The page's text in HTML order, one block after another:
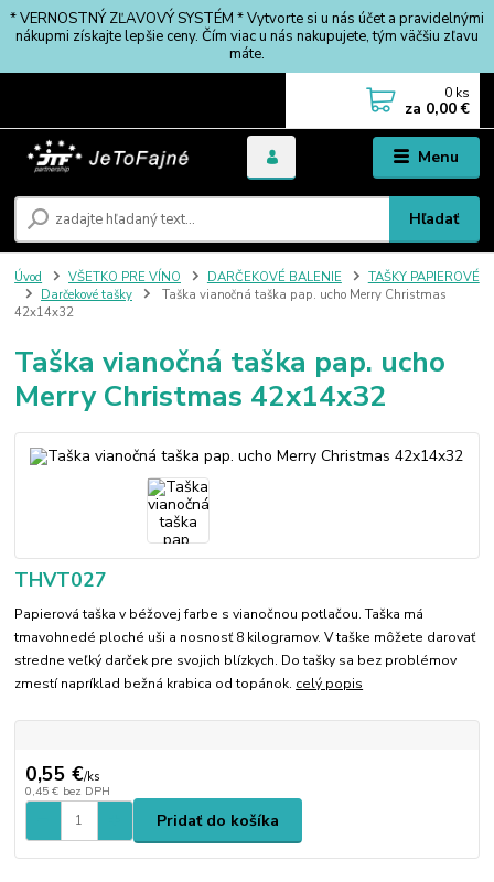
* VERNOSTNÝ ZĽAVOVÝ SYSTÉM * Vytvorte si u nás účet a pravidelnými
nákupmi získajte lepšie ceny. Čím viac u nás nakupujete, tým väčšiu zľavu
máte.
Menu
Hľadať
0 ks
za 0,00 €
Úvod VŠETKO PRE VÍNO DARČEKOVÉ BALENIE
TAŠKY PAPIEROVÉ
Darčekové tašky
Taška vianočná taška pap. ucho Merry Christmas
42x14x32
Taška vianočná taška pap. ucho
Merry Christmas 42x14x32
THVT027
Papierová taška v béžovej farbe s vianočnou potlačou. Taška má
tmavohnedé ploché uši a nosnosť 8 kilogramov. V taške môžete darovať
stredne veľký darček pre svojich blízkych. Do tašky sa bez problémov
zmestí napríklad bežná krabica od topánok. celý popis
0,55 €/ks
0,45 € bez DPH
Pridať do košíka